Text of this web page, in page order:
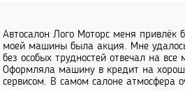
Автосалон Лого Моторс меня
моей машины была акция. Мне
без особых трудностей отвечал на
Оформляла машину в кредит на
сервисом. В самом салоне атмосфера